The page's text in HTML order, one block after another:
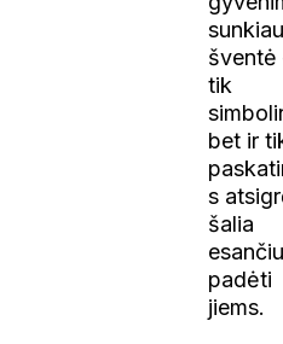
šventė
tik
bet ir
s
šalia
padėti
jiems.